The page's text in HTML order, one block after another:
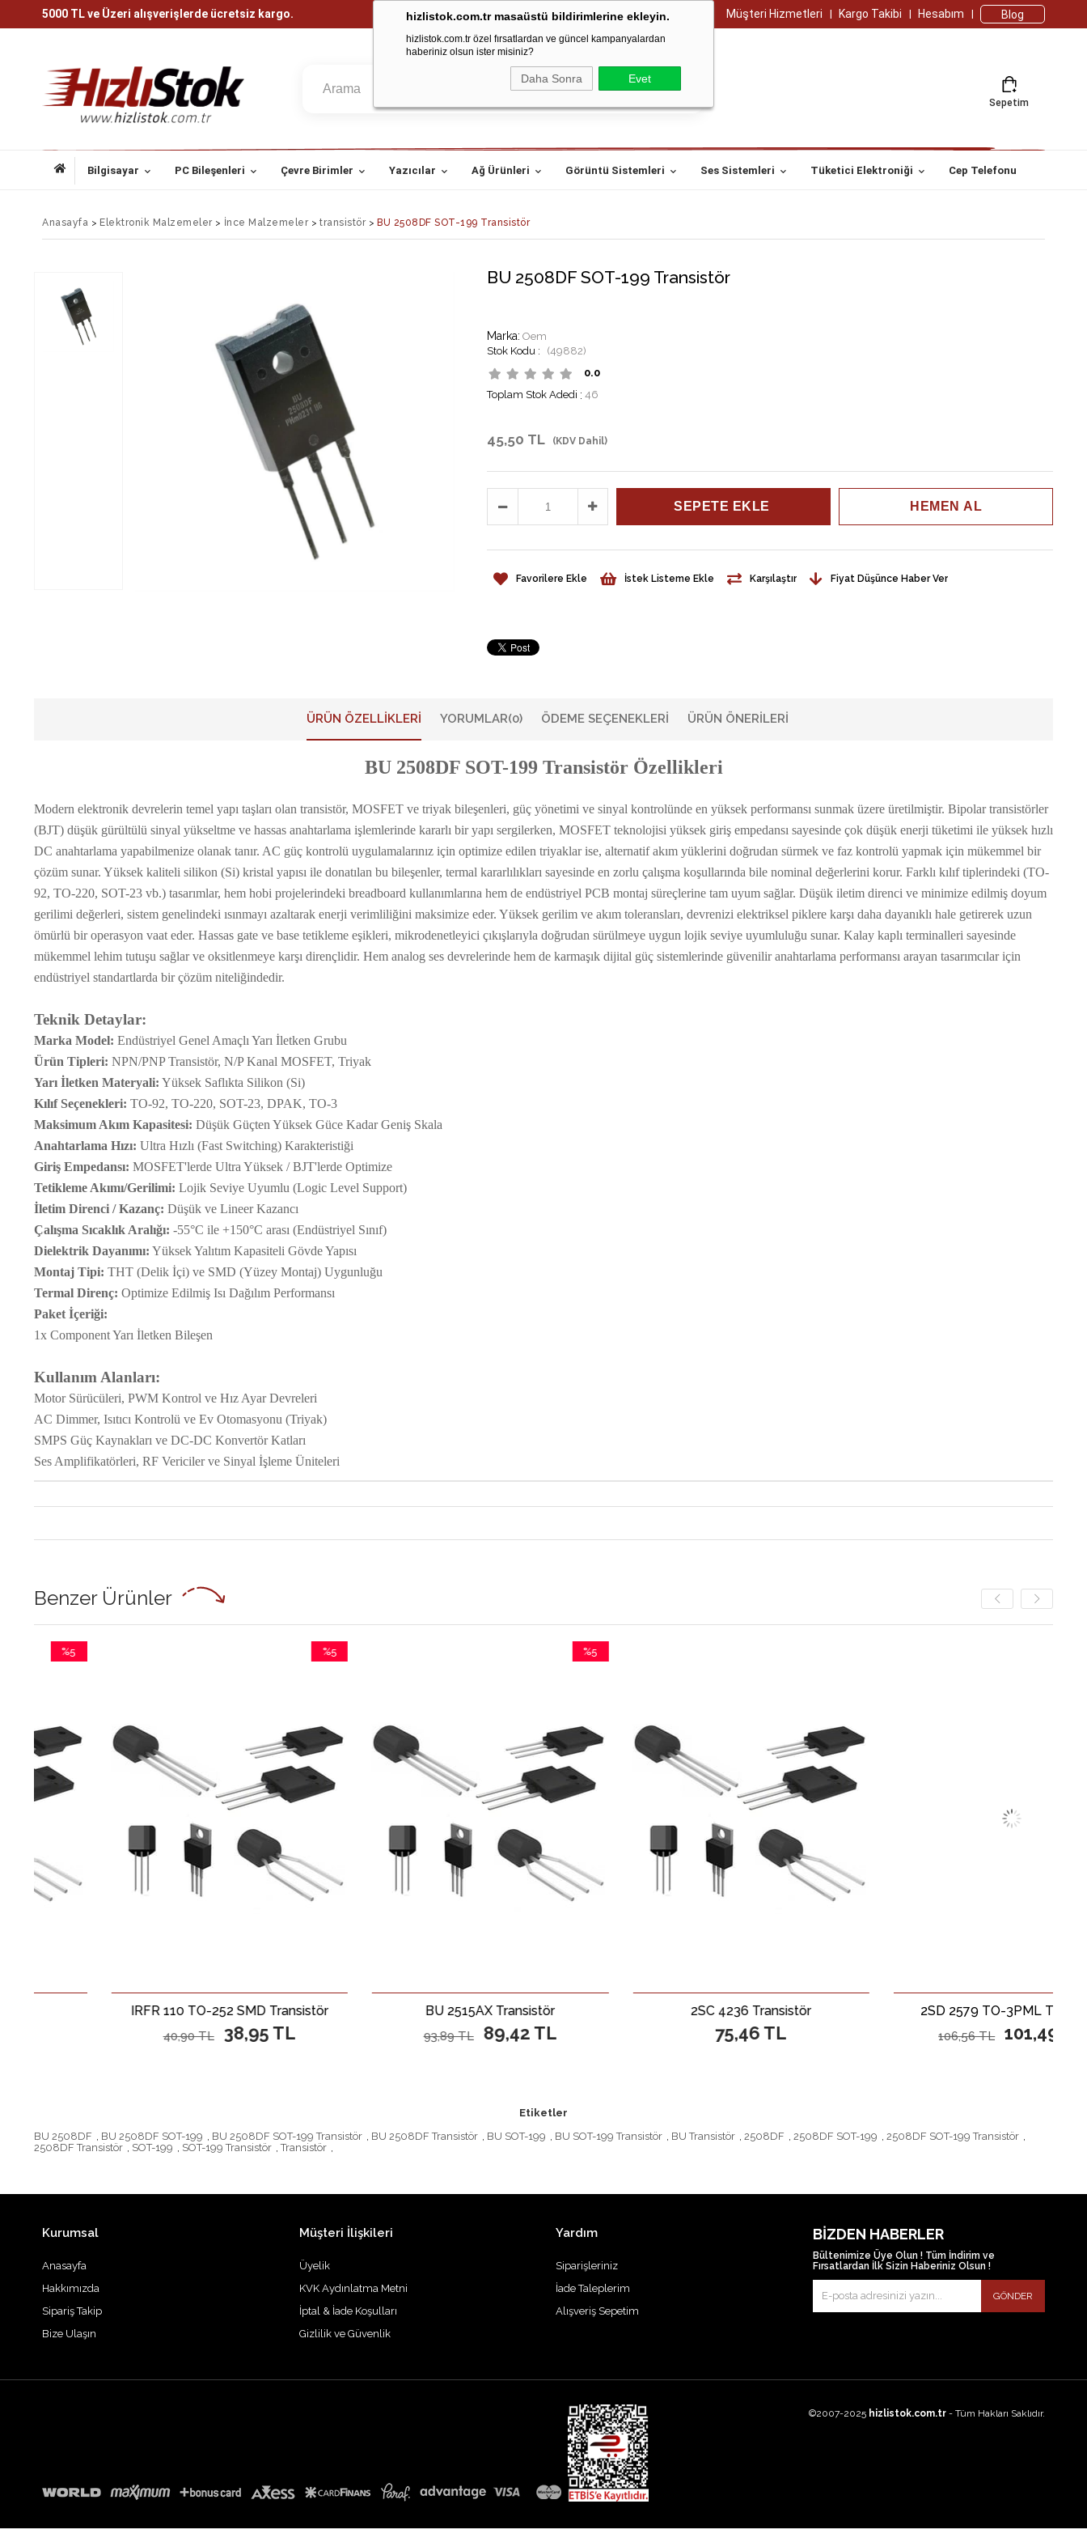
hizlistok.com.tr masaüstü bildirimlerine ekleyin.
hizlistok.com.tr özel fırsatlardan ve güncel kampanyalardan
haberiniz olsun ister misiniz?
Daha Sonra Evet
5000 TL ve Üzeri alışverişlerde ücretsiz kargo. Müşteri Hizmetleri Kargo Takibi Hesabım Blog
Sepetim
Bilgisayar PC Bileşenleri Çevre Birimler Yazıcılar Ağ Ürünleri Görüntü Sistemleri Ses Sistemleri Tüketici Elektroniği Cep Telefonu
Anasayfa > Elektronik Malzemeler> İnce Malzemeler> transistör> BU 2508DF SOT-199 Transistör
Marka: Oem
BU 2508DF SOT-199 Transistör
(49882)
0.0
Toplam Stok Adedi : 46
45,50 TL (KDV Dahil)
Favorilere Ekle İstek Listeme Ekle Karşılaştır Fiyat Düşünce Haber Ver
ÜRÜN ÖZELLIKLERI YORUMLAR(0) ÖDEME SEÇENEKLERI ÜRÜN ÖNERILERI
BU 2508DF SOT-199 Transistör Özellikleri
Modern elektronik devrelerin temel yapı taşları olan transistör, MOSFET ve triyak bileşenleri, güç yönetimi ve sinyal kontrolünde en yüksek performansı sunmak üzere üretilmiştir. Bipolar transistörler
(BJT) düşük gürültülü sinyal yükseltme ve hassas anahtarlama işlemlerinde kararlı bir yapı sergilerken, MOSFET teknolojisi yüksek giriş empedansı sayesinde çok düşük enerji tüketimi ile yüksek hızlı
DC anahtarlama yapabilmenize olanak tanır. AC güç kontrolü uygulamalarınız için optimize edilen triyaklar ise, alternatif akım yüklerini doğrudan sürmek ve faz kontrolü yapmak için mükemmel bir
çözüm sunar. Yüksek kaliteli silikon (Si) kristal yapısı ile donatılan bu bileşenler, termal kararlılıkları sayesinde en zorlu çalışma koşullarında bile nominal değerlerini korur. Farklı kılıf tiplerindeki (TO-
92, TO-220, SOT-23 vb.) tasarımlar, hem hobi projelerindeki breadboard kullanımlarına hem de endüstriyel PCB montaj süreçlerine tam uyum sağlar. Düşük iletim direnci ve minimize edilmiş doyum
gerilimi değerleri, sistem genelindeki ısınmayı azaltarak enerji verimliliğini maksimize eder. Yüksek gerilim ve akım toleransları, devrenizi elektriksel piklere karşı daha dayanıklı hale getirerek uzun
ömürlü bir operasyon vaat eder. Hassas gate ve base tetikleme eşikleri, mikrodenetleyici çıkışlarıyla doğrudan sürülmeye uygun lojik seviye uyumluluğu sunar. Kalay kaplı terminalleri sayesinde
mükemmel lehim tutuşu sağlar ve oksitlenmeye karşı dirençlidir. Hem analog ses devrelerinde hem de karmaşık dijital güç sistemlerinde güvenilir anahtarlama performansı arayan tasarımcılar için
endüstriyel standartlarda bir çözüm niteliğindedir.
Teknik Detaylar:
Marka Model: Endüstriyel Genel Amaçlı Yarı İletken Grubu
Ürün Tipleri: NPN/PNP Transistör, N/P Kanal MOSFET, Triyak
Yarı İletken Materyali: Yüksek Saflıkta Silikon (Si)
Kılıf Seçenekleri: TO-92, TO-220, SOT-23, DPAK, TO-3
Maksimum Akım Kapasitesi: Düşük Güçten Yüksek Güce Kadar Geniş Skala
Anahtarlama Hızı: Ultra Hızlı (Fast Switching) Karakteristiği
Giriş Empedansı: MOSFET'lerde Ultra Yüksek / BJT'lerde Optimize
Tetikleme Akımı/Gerilimi: Lojik Seviye Uyumlu (Logic Level Support)
İletim Direnci / Kazanç: Düşük ve Lineer Kazancı
Çalışma Sıcaklık Aralığı: -55°C ile +150°C arası (Endüstriyel Sınıf)
Dielektrik Dayanımı: Yüksek Yalıtım Kapasiteli Gövde Yapısı
Montaj Tipi: THT (Delik İçi) ve SMD (Yüzey Montaj) Uygunluğu
Termal Direnç: Optimize Edilmiş Isı Dağılım Performansı
Paket İçeriği:
1x Component Yarı İletken Bileşen
Kullanım Alanları:
Motor Sürücüleri, PWM Kontrol ve Hız Ayar Devreleri
AC Dimmer, Isıtıcı Kontrolü ve Ev Otomasyonu (Triyak)
SMPS Güç Kaynakları ve DC-DC Konvertör Katları
Ses Amplifikatörleri, RF Vericiler ve Sinyal İşleme Üniteleri
Benzer Ürünler
IRFR 110 TO-252 SMD Transistör
38,95 TL
BU 2515AX Transistör
89,42 TL
2SC 4236 Transistör
75,46 TL
2SD 2579 TO-3PML Transistör
101,49 TL
Etiketler
BU 2508DF
BU 2508DF SOT-199 BU 2508DF SOT-199 Transistör BU 2508DF Transistör BU SOT-199 BU SOT-199 Transistör BU Transistör 2508DF 2508DF SOT-199 2508DF SOT-199 Transistör
2508DF Transistör
SOT-199 SOT-199 Transistör Transistör
Kurumsal
Anasayfa
Hakkımızda
Sipariş Takip
Bize Ulaşın
Müşteri İlişkileri
Üyelik
KVK Aydınlatma Metni
İptal & İade Koşulları
Gizlilik ve Güvenlik
Yardım
Siparişleriniz
İade Taleplerim
Alışveriş Sepetim
BIZDEN HABERLER
Bültenimize Üye Olun ! Tüm İndirim ve
Fırsatlardan İlk Sizin Haberiniz Olsun !
GÖNDER
©2007-2025 hizlistok.com.tr - Tüm Hakları Saklıdır.